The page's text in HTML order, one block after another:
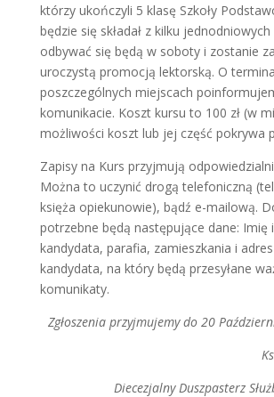
którzy ukończyli 5 klasę Szkoły
będzie się składał z kilku
odbywać się będą w soboty i zostanie
uroczystą promocją lektorską. O
poszczególnych miejscach
komunikacie. Koszt kursu to 100 zł (w
możliwości koszt lub jej część pokrywa
Zapisy na Kurs przyjmują
Można to uczynić drogą telefoniczną
księża opiekunowie), bądź e-mailową.
potrzebne będą następujące dane: Imię
kandydata, parafia, zamieszkania i
kandydata, na który będą przesyłane
komunikaty.
Zgłoszenia przyjmujemy do 20
Diecezjalny Duszpasterz